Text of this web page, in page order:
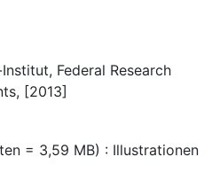
Federal Research
[2013]
= 3,59 MB) : Illustrationen